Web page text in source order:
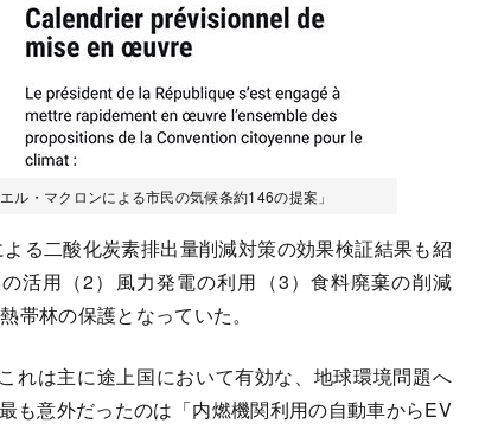
・マクロンによる市民の気候条約146の提案」
る二酸化炭素排出量削減対策の効果検証結果も紹
活用（2）風力発電の利用（3）食料廃棄の削減
帯林の保護となっていた。
は主に途上国において有効な、地球環境問題へ
も意外だったのは「内燃機関利用の自動車からEV